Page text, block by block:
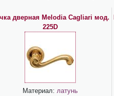
дверная Melodia Cagliari мод.
225D
Материал: латунь